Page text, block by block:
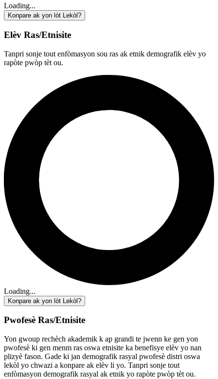
Loading...
Konpare ak yon lòt Lekòl?
Elèv Ras/Etnisite
Tanpri sonje tout enfòmasyon sou ras ak etnik demografik elèv yo
rapòte pwòp tèt ou.
Loading...
Konpare ak yon lòt Lekòl?
Pwofesè Ras/Etnisite
Yon gwoup rechèch akademik k ap grandi te jwenn ke gen yon
pwofesè ki gen menm ras oswa etnisite ka benefisye elèv yo nan
plizyè fason. Gade ki jan demografik rasyal pwofesè distri oswa
lekòl yo chwazi a konpare ak elèv li yo. Tanpri sonje tout
enfòmasyon demografik rasyal ak etnik yo rapòte pwòp tèt ou.